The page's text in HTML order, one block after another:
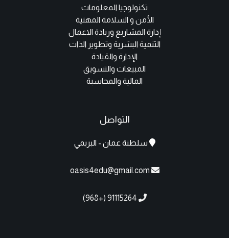
تكنولوجيا المعلومات
الأمن و السلامة المهنية
إدارة المشاريع وريادة الاعمال
التنمية البشرية وتطوير الذات
الإدارة والقيادة
المبيعات والتسويق
المالية والمحاسبة
التواصل
سلطنة عمان - البريمي
oasis4edu@gmail.com